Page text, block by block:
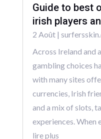
Guide to best
irish players
2 Août|
Across Ireland and
gambling choices
with many sites
currencies, Irish
and a mix of slots,
experiences. When
lire plus